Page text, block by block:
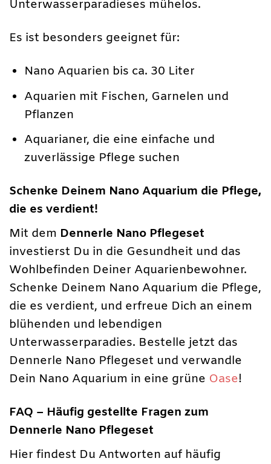
Unterwasserparadieses mühelos.
Es ist besonders geeignet für:
Nano Aquarien bis ca. 30 Liter
Aquarien mit Fischen, Garnelen und
Pflanzen
Aquarianer, die eine einfache und
zuverlässige Pflege suchen
Schenke Deinem Nano Aquarium die Pflege,
die es verdient!
Mit dem Dennerle Nano Pflegeset
investierst Du in die Gesundheit und das
Wohlbefinden Deiner Aquarienbewohner.
Schenke Deinem Nano Aquarium die Pflege,
die es verdient, und erfreue Dich an einem
blühenden und lebendigen
Unterwasserparadies. Bestelle jetzt das
Dennerle Nano Pflegeset und verwandle
Dein Nano Aquarium in eine grüne Oase!
FAQ – Häufig gestellte Fragen zum
Dennerle Nano Pflegeset
Hier findest Du Antworten auf häufig